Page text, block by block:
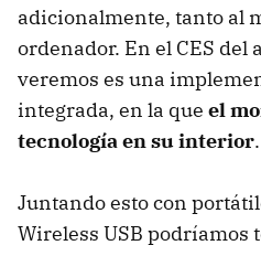
adicionalmente, tanto al
ordenador. En el CES del
veremos es una
integrada, en la que el
tecnología en su interior.
Juntando esto con
Wireless USB podríamos